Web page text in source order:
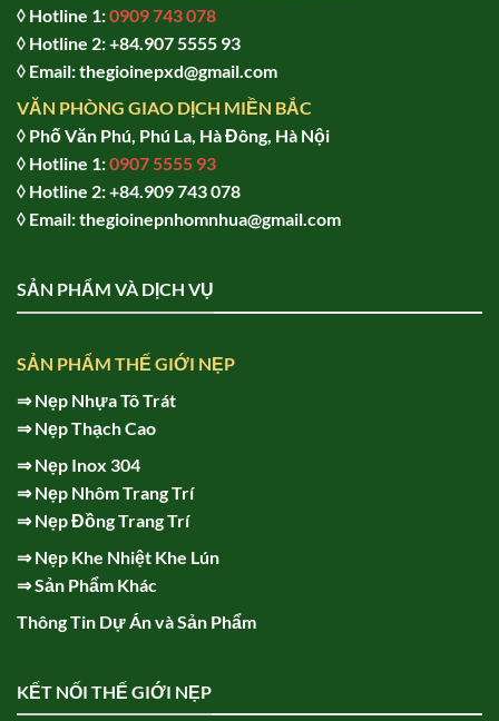
◊ Hotline 1:0909 743 078
◊ Hotline 2: +84.907 5555 93
◊ Email: thegioinepxd@gmail.com
VĂN PHÒNG GIAO DỊCH MIỀN BẮC
◊ Phố Văn Phú, Phú La, Hà Đông, Hà Nội
◊ Hotline 1:0907 5555 93
◊ Hotline 2:+84.909 743 078
◊ Email: thegioinepnhomnhua@gmail.com
SẢN PHẨM VÀ DỊCH VỤ
SẢN PHẨM THẾ GIỚI NẸP
⇒Nẹp Nhựa Tô Trát
⇒Nẹp Thạch Cao
⇒Nẹp Inox 304
⇒Nẹp Nhôm Trang Trí
⇒Nẹp Đồng Trang Trí
⇒Nẹp Khe Nhiệt Khe Lún
⇒Sản Phẩm Khác
Thông Tin Dự Án và Sản Phẩm
KẾT NỐI THẾ GIỚI NẸP